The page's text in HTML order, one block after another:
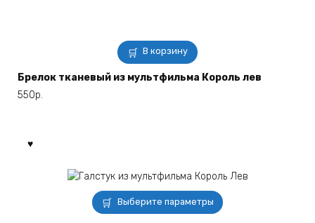
В корзину
Брелок тканевый из мультфильма Король лев
550р.
Выберите параметры
Этот
товар